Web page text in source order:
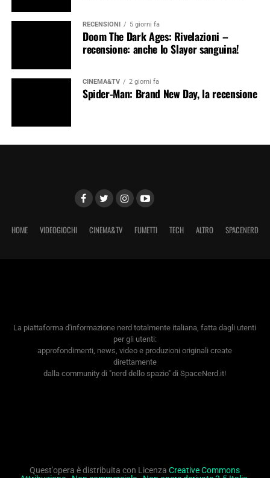
RECENSIONI 5 giorni fa
Doom The Dark Ages: Rivelazioni –
recensione: anche lo Slayer sanguina!
CINEMA&TV 2 giorni fa
Spider-Man: Brand New Day, la recensione
HOME VIDEOGIOCHI CINEMA&TV FUMETTI TECH ALTRO SPACENERD
La piattaforma d'informazione nerd totalmente italiana, fatta dagli utenti
per gli utenti:
approfondimenti, news, video e produzioni originali create
direttamente
dalla community di "nerd dello spazio" di SpaceNerd.it!
Quest'opera è distribuita con LicenzaCreative Commons